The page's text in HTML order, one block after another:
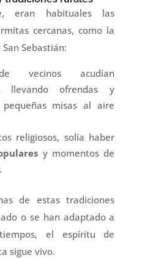
eran habituales las
cercanas, como la
Sebastián:
vecinos acudían
llevando ofrendas y
pequeñas misas al aire
religiosos, solía haber
y momentos de
de estas tradiciones
o se han adaptado a
el espíritu de
sigue vivo.